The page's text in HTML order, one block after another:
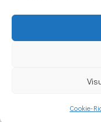
Cookie-
Copyright © 2020 – 2026
Barrierefreiheit unserer